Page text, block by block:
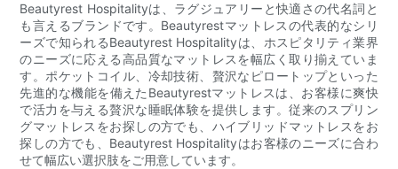
Beautyrest Hospitalityは、ラグジュアリーと快適さの代名詞と
も言えるブランドです。Beautyrestマットレスの代表的なシリ
ーズで知られるBeautyrest Hospitalityは、ホスピタリティ業界
のニーズに応える高品質なマットレスを幅広く取り揃えていま
す。ポケットコイル、冷却技術、贅沢なピロートップといった
先進的な機能を備えたBeautyrestマットレスは、お客様に爽快
で活力を与える贅沢な睡眠体験を提供します。従来のスプリン
グマットレスをお探しの方でも、ハイブリッドマットレスをお
探しの方でも、Beautyrest Hospitalityはお客様のニーズに合わ
せて幅広い選択肢をご用意しています。